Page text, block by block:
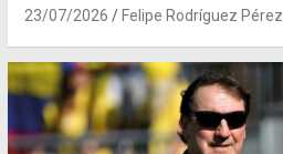
23/07/2026 Felipe Rodríguez Pérez